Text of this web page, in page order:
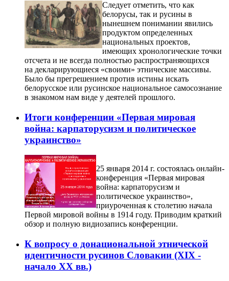
Следует отметить, что как
белорусы, так и русины в
нынешнем понимании явились
продуктом определенных
национальных проектов,
имеющих хронологические точки
отсчета и не всегда полностью распространяющихся
на декларирующиеся «своими» этнические массивы.
Было бы прегрешением против истины искать
белорусское или русинское национальное самосознание
в знакомом нам виде у деятелей прошлого.
Итоги конференции «Первая мировая
война: карпаторусизм и политическое
украинство»
25 января 2014 г. состоялась онлайн-
конференция «Первая мировая
война: карпаторусизм и
политическое украинство»,
приуроченная к столетию начала
Первой мировой войны в 1914 году. Приводим краткий
обзор и полную видиозапись конференции.
К вопросу о донациональной этнической
идентичности русинов Словакии (XIX -
начало XX вв.)